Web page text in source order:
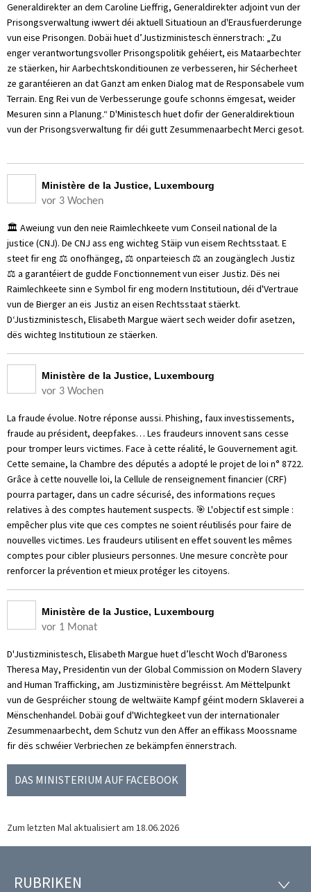
Generaldirekter an dem Caroline Lieffrig, Generaldirekter adjoint vun der
Prisongsverwaltung iwwert déi aktuell Situatioun an d'Erausfuerderunge
vun eise Prisongen. Dobäi huet d’Justizministesch ënnerstrach: „Zu
enger verantwortungsvoller Prisongspolitik gehéiert, eis Mataarbechter
ze stäerken, hir Aarbechtskonditiounen ze verbesseren, hir Sécherheet
ze garantéieren an dat Ganzt am enken Dialog mat de Responsabele vum
Terrain. Eng Rei vun de Verbesserunge goufe schonns ëmgesat, weider
Mesuren sinn a Planung.“ D'Ministesch huet dofir der Generaldirektioun
vun der Prisongsverwaltung fir déi gutt Zesummenaarbecht Merci gesot.
Ministère de la Justice, Luxembourg
vor 3 Wochen
🏛️ Aweiung vun den neie Raimlechkeete vum Conseil national de la
justice (CNJ). De CNJ ass eng wichteg Stäip vun eisem Rechtsstaat. E
steet fir eng ⚖️ onofhängeg, ⚖️ onparteiesch ⚖️ an zougänglech Justiz
⚖️ a garantéiert de gudde Fonctionnement vun eiser Justiz. Dës nei
Raimlechkeete sinn e Symbol fir eng modern Institutioun, déi d'Vertraue
vun de Bierger an eis Justiz an eisen Rechtsstaat stäerkt.
D‘Justizministesch, Elisabeth Margue wäert sech weider dofir asetzen,
dës wichteg Institutioun ze stäerken.
Ministère de la Justice, Luxembourg
vor 3 Wochen
La fraude évolue. Notre réponse aussi. Phishing, faux investissements,
fraude au président, deepfakes… Les fraudeurs innovent sans cesse
pour tromper leurs victimes. Face à cette réalité, le Gouvernement agit.
Cette semaine, la Chambre des députés a adopté le projet de loi n° 8722.
Grâce à cette nouvelle loi, la Cellule de renseignement financier (CRF)
pourra partager, dans un cadre sécurisé, des informations reçues
relatives à des comptes hautement suspects. 🎯 L'objectif est simple :
empêcher plus vite que ces comptes ne soient réutilisés pour faire de
nouvelles victimes. Les fraudeurs utilisent en effet souvent les mêmes
comptes pour cibler plusieurs personnes. Une mesure concrète pour
renforcer la prévention et mieux protéger les citoyens.
Ministère de la Justice, Luxembourg
vor 1 Monat
D'Justizministesch, Elisabeth Margue huet d’lescht Woch d'Baroness
Theresa May, Presidentin vun der Global Commission on Modern Slavery
and Human Trafficking, am Justizministère begréisst. Am Mëttelpunkt
vun de Gespréicher stoung de weltwäite Kampf géint modern Sklaverei a
Mënschenhandel. Dobäi gouf d'Wichtegkeet vun der internationaler
Zesummenaarbecht, dem Schutz vun den Affer an effikass Moossname
fir dës schwéier Verbriechen ze bekämpfen ënnerstrach.
DAS MINISTERIUM AUF FACEBOOK
Zum letzten Mal aktualisiert am 18.06.2026
RUBRIKEN